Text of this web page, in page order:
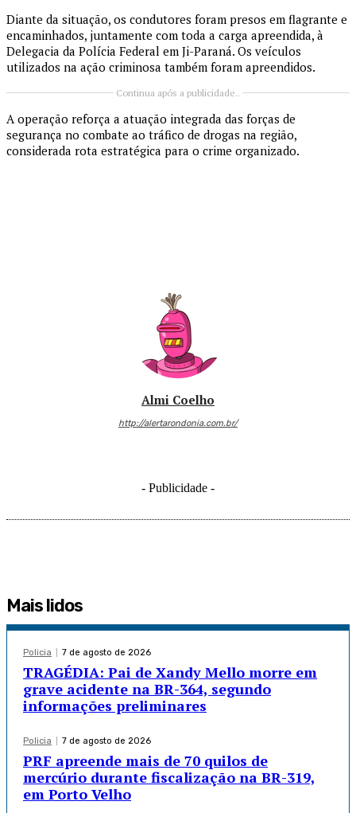
Diante da situação, os condutores foram presos em flagrante e
encaminhados, juntamente com toda a carga apreendida, à
Delegacia da Polícia Federal em Ji-Paraná. Os veículos
utilizados na ação criminosa também foram apreendidos.
Continua após a publicidade..
A operação reforça a atuação integrada das forças de
segurança no combate ao tráfico de drogas na região,
considerada rota estratégica para o crime organizado.
Almi Coelho
http://alertarondonia.com.br/
- Publicidade -
Mais lidos
Policia 7 de agosto de 2026
TRAGÉDIA: Pai de Xandy Mello morre em
grave acidente na BR-364, segundo
informações preliminares
Policia 7 de agosto de 2026
PRF apreende mais de 70 quilos de
mercúrio durante fiscalização na BR-319,
em Porto Velho